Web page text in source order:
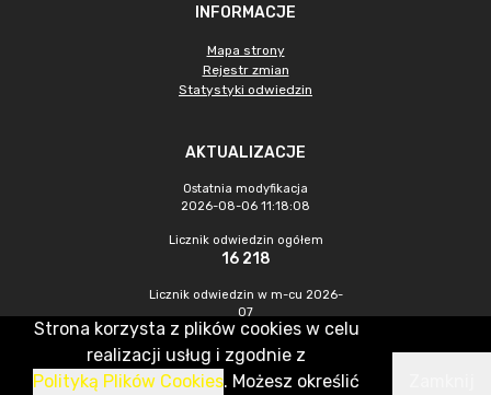
INFORMACJE
Mapa strony
Rejestr zmian
Statystyki odwiedzin
AKTUALIZACJE
Ostatnia modyfikacja
2026-08-06 11:18:08
Licznik odwiedzin ogółem
16 218
Licznik odwiedzin w m-cu 2026-
07
658
CMS & Hosting: Nefeni Sp. z o.o.
Strona korzysta z plików cookies w celu
realizacji usług i zgodnie z
Polityką Plików Cookies. Możesz określić